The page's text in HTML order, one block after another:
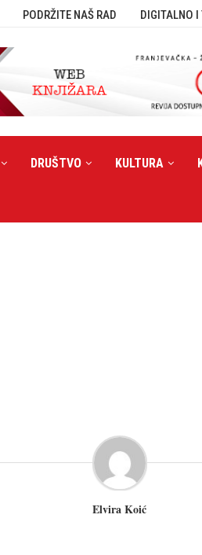
PODRŽITE NAŠ RAD DIGITALNO
DRUŠTVO KULTURA
Elvira Koić